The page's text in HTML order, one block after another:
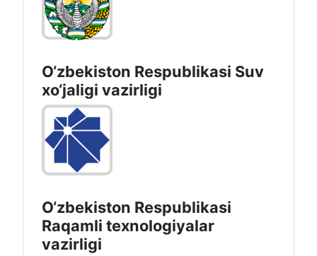
O‘zbekiston Respublikasi Suv
хo‘jaligi vazirligi
O‘zbekiston Respublikasi
Raqamli texnologiyalar
vazirligi